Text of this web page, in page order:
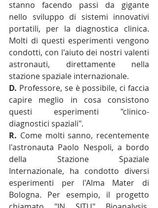
stanno facendo passi da gigante
nello sviluppo di sistemi innovativi
portatili, per la diagnostica clinica.
Molti di questi esperimenti vengono
condotti, con l'aiuto dei nostri valenti
astronauti, direttamente nella
stazione spaziale internazionale.
D. Professore, se è possibile, ci faccia
capire meglio in cosa consistono
questi esperimenti "clinico-
diagnostici spaziali".
R. Come molti sanno, recentemente
l'astronauta Paolo Nespoli, a bordo
della Stazione Spaziale
Internazionale, ha condotto diversi
esperimenti per l'Alma Mater di
Bologna. Per esempio, il progetto